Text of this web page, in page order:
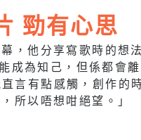
勁有心思
，他分享寫歌時的想
成為知己，但係都會
言有點感觸，創作的
所以唔想咁絕望。」